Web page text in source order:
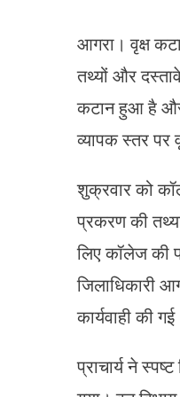
आगरा। वृक्ष
तथ्यों और
कटान हुआ है और
व्यापक स्तर पर
शुक्रवार को
प्रकरण की
लिए कॉलेज की
जिलाधिकारी
कार्यवाही की
प्राचार्य ने